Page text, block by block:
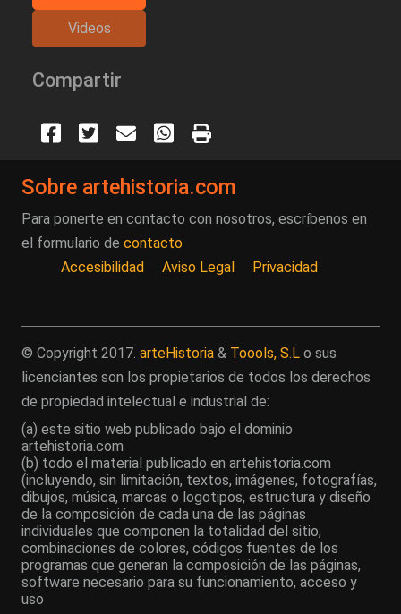
Videos
Compartir
Sobre artehistoria.com
Para ponerte en contacto con nosotros, escríbenos en
el formulario de contacto
Accesibilidad
Aviso Legal Privacidad
© Copyright 2017. arteHistoria & Toools, S.L o sus
licenciantes son los propietarios de todos los derechos
de propiedad intelectual e industrial de:
(a) este sitio web publicado bajo el dominio
artehistoria.com
(b) todo el material publicado en artehistoria.com
(incluyendo, sin limitación, textos, imágenes, fotografías,
dibujos, música, marcas o logotipos, estructura y diseño
de la composición de cada una de las páginas
individuales que componen la totalidad del sitio,
combinaciones de colores, códigos fuentes de los
programas que generan la composición de las páginas,
software necesario para su funcionamiento, acceso y
uso